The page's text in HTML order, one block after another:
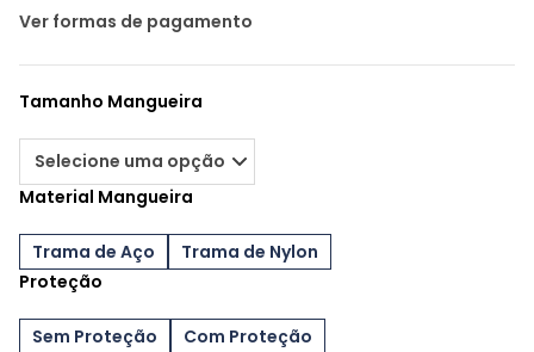
Ver formas de pagamento
Tamanho Mangueira
Material Mangueira
Trama de Aço
Trama de Nylon
Proteção
Sem Proteção
Com Proteção